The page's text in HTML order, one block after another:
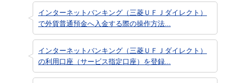
インターネットバンキング（三菱ＵＦＪダイレクト）
で外貨普通預金へ入金する際の操作方法...
インターネットバンキング（三菱ＵＦＪダイレクト）
の利用口座（サービス指定口座）を登録...